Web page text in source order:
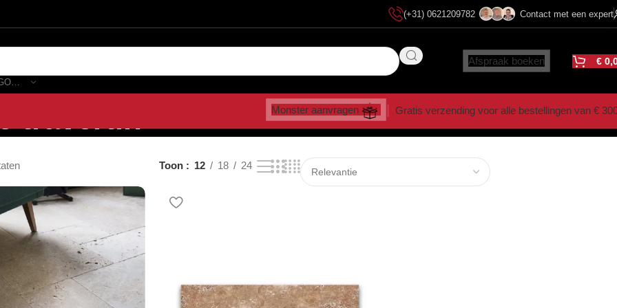
(+31) 0621209782 Contact met een expert
Afspraak boeken €
Monster aanvragen Gratis verzending voor alle bestellingen van €
travertin”
Toon 12 18 24